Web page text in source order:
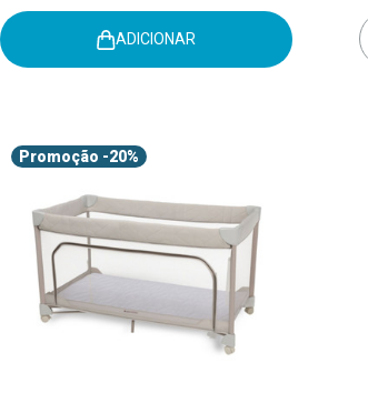
ADICIONAR
Promoção -20%